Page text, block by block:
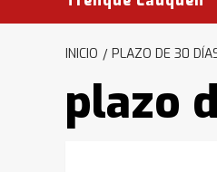
INICIO PLAZO DE 30
plazo